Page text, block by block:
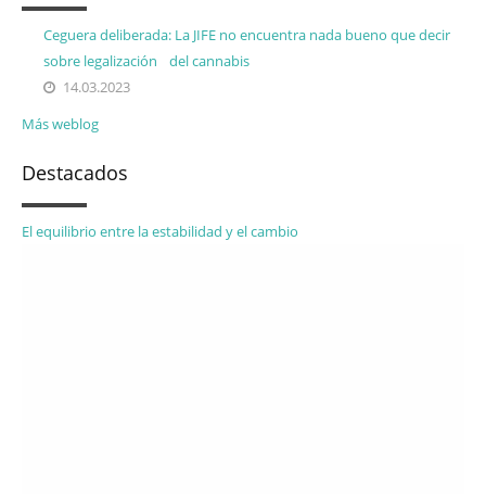
Ceguera deliberada: La JIFE no encuentra nada bueno que decir
sobre legalización del cannabis
14.03.2023
Más weblog
Destacados
El equilibrio entre la estabilidad y el cambio